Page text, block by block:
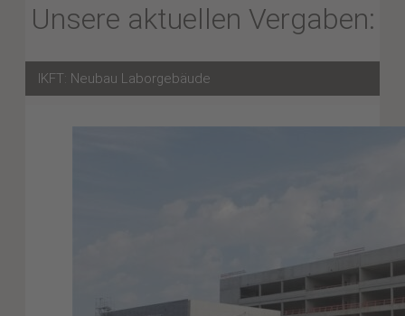
Unsere aktuellen Vergaben:
IKFT: Neubau Laborgebäude